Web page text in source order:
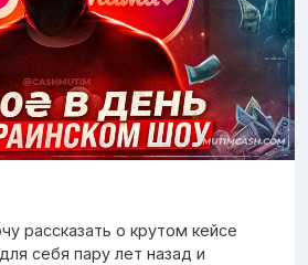
рассказать о крутом кейсе
себя пару лет назад и